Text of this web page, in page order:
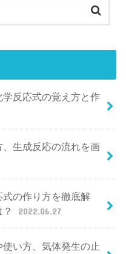
学反応式の覚え方と作
生成反応の流れを画
式の作り方を徹底解
2022.06.27
い方、気体発生の止